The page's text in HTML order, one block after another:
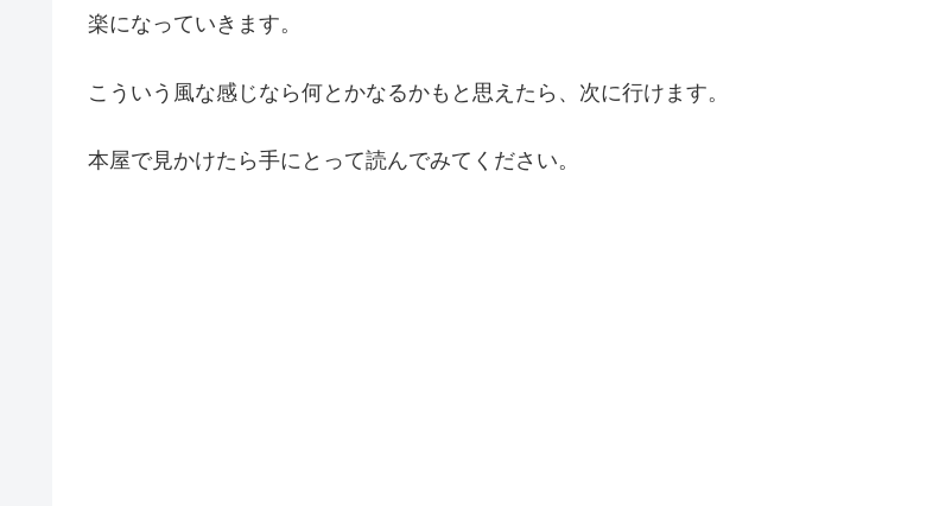
楽になっていきます。
こういう風な感じなら何とかなるかもと思えたら、次に行けます。
本屋で見かけたら手にとって読んでみてください。